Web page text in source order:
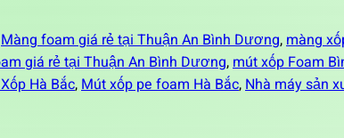
Màng foam giá rẻ tại Thuận An Bình Dương, màng
giá rẻ tại Thuận An Bình Dương, mút xốp Foam
Hà Bắc, Mút xốp pe foam Hà Bắc, Nhà máy sản